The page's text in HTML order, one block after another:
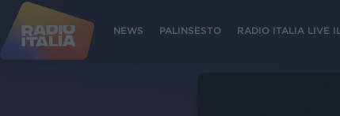
NEWS PALINSESTO RADIO ITALIA LIVE